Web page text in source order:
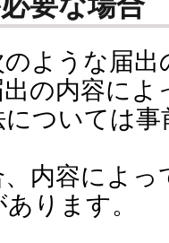
ような届出
の内容に
ついては
内容によっ
ります。